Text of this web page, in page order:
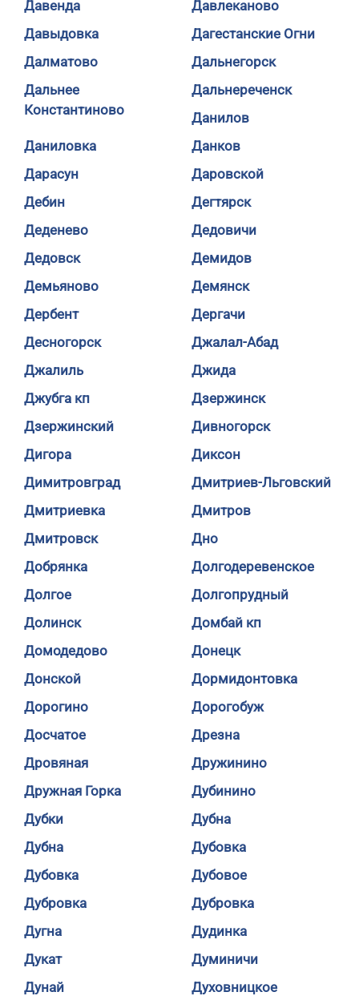
Давенда
Давлеканово
Давыдовка
Дагестанские Огни
Далматово
Дальнегорск
Дальнее
Константиново
Дальнереченск
Данилов
Даниловка
Данков
Дарасун
Даровской
Дебин
Дегтярск
Деденево
Дедовичи
Дедовск
Демидов
Демьяново
Демянск
Дербент
Дергачи
Десногорск
Джалал-Абад
Джалиль
Джида
Джубга кп
Дзержинск
Дзержинский
Дивногорск
Дигора
Диксон
Димитровград
Дмитриев-Льговский
Дмитриевка
Дмитров
Дмитровск
Дно
Добрянка
Долгодеревенское
Долгое
Долгопрудный
Долинск
Домбай кп
Домодедово
Донецк
Донской
Дормидонтовка
Дорогино
Дорогобуж
Досчатое
Дрезна
Дровяная
Дружинино
Дружная Горка
Дубинино
Дубки
Дубна
Дубна
Дубовка
Дубовка
Дубовое
Дубровка
Дубровка
Дугна
Дудинка
Дукат
Думиничи
Дунай
Духовницкое